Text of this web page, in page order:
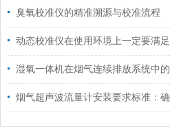
臭氧校准仪的精准溯源与校准流程